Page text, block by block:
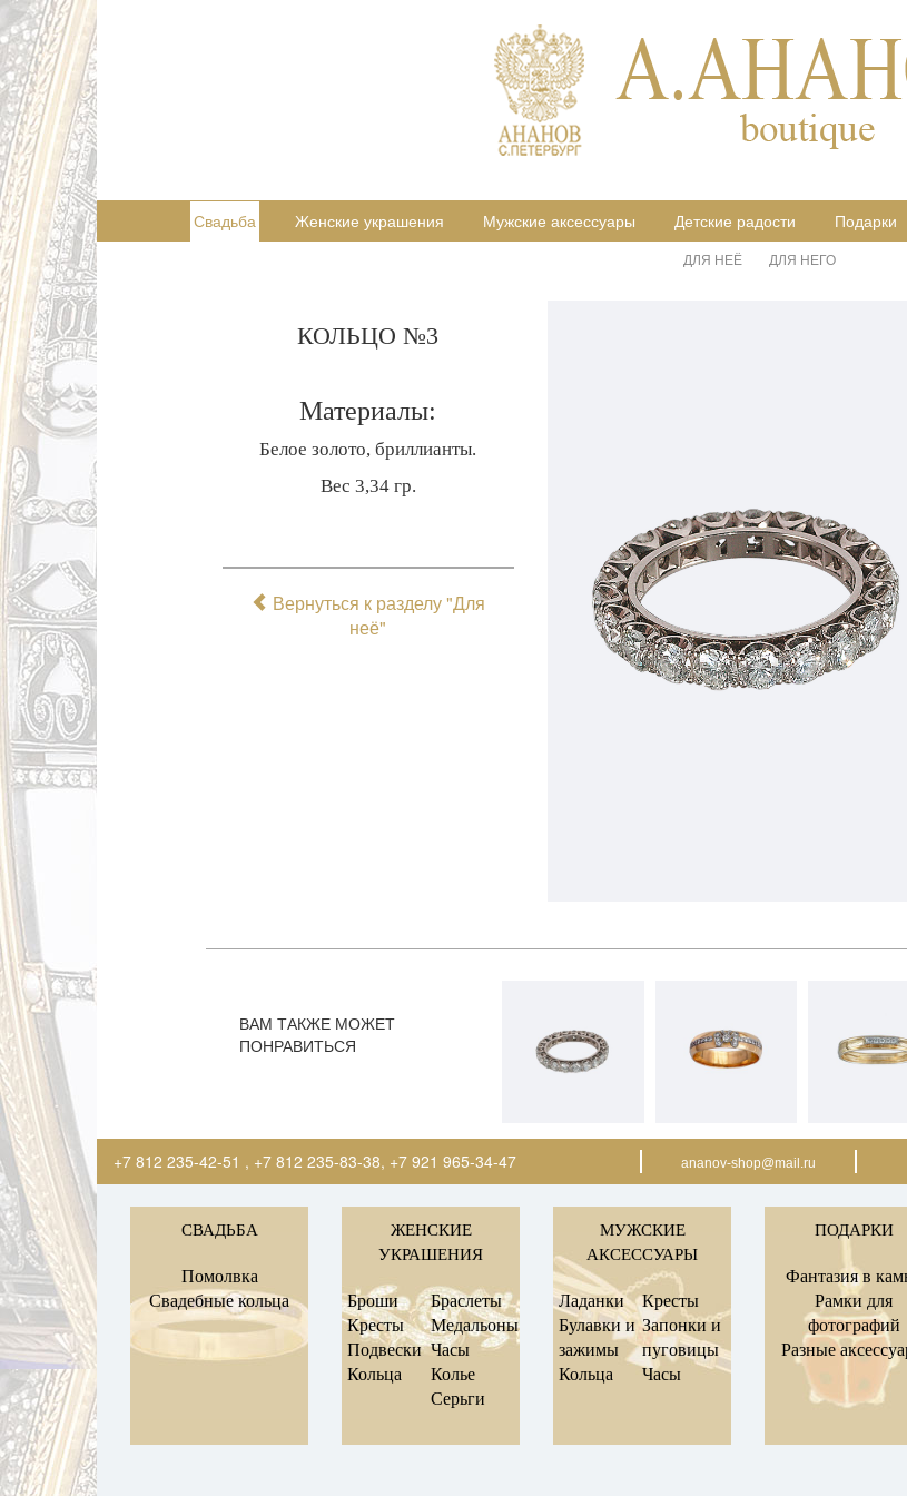
Свадьба Женские украшения Мужские аксессуары Детские радости Подарки
ДЛЯ НЕЁ ДЛЯ НЕГО
КОЛЬЦО №3
Материалы:
Белое золото, бриллианты.
Вес 3,34 гр.
Вернуться к разделу "Для
неё"
ВАМ ТАКЖЕ МОЖЕТ
ПОНРАВИТЬСЯ
+7 812 235-42-51 , +7 812 235-83-38, +7 921 965-34-47 ananov-shop@mail.ru
СВАДЬБА
Помолвка
Свадебные кольца
ЖЕНСКИЕ
УКРАШЕНИЯ
Браслеты
Броши
Медальоны
Кресты
Часы
Подвески
Колье
Кольца
Серьги
МУЖСКИЕ
АКСЕССУАРЫ
Кресты
Ладанки
Запонки и
пуговицы
Булавки и
зажимы
Часы
Кольца
ПОДАРКИ
Фантазия в
Рамки для
фотографий
Разные